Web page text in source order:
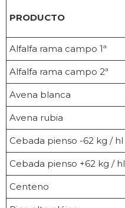
PRODUCTO
Alfalfa rama campo 1ª
Alfalfa rama campo 2ª
Avena blanca
Avena rubia
Cebada pienso -62 kg / hl
Cebada pienso +62 kg / hl
Centeno